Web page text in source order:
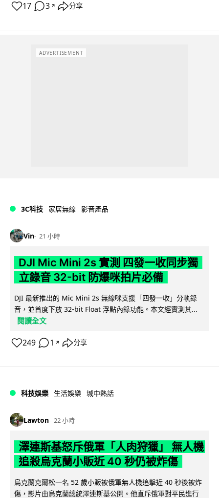
17 3 ↗ 分享
ADVERTISEMENT
3C科技 家居無線 影音產品
Vin 21 小時
DJI Mic Mini 2s 實測 四發一收同步獨
立錄音 32-bit 防爆咪拍片必備
DJI 最新推出的 Mic Mini 2s 無線咪支援「四發一收」分軌錄
音，並首度下放 32-bit Float 浮點內錄功能。本文經實測其...
閱讀全文
249 1 ↗ 分享
科技娛樂 生活娛樂 城中熱話
Lawton 22 小時
澤連斯基怒斥俄軍「人肉狩獵」 無人機
追殺烏克蘭小販近 40 秒仍被炸傷
烏克蘭克爾松一名 52 歲小販被俄軍無人機追擊近 40 秒後被炸
傷，影片由烏克蘭總統澤連斯基公開。他直斥俄軍對平民進行